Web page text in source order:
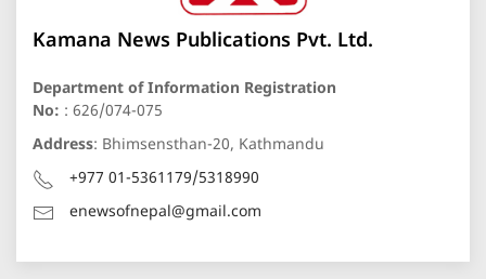
Kamana News Publications Pvt. Ltd.
Department of Information Registration
No: : 626/074-075
Address: Bhimsensthan-20, Kathmandu
+977 01-5361179/5318990
enewsofnepal@gmail.com